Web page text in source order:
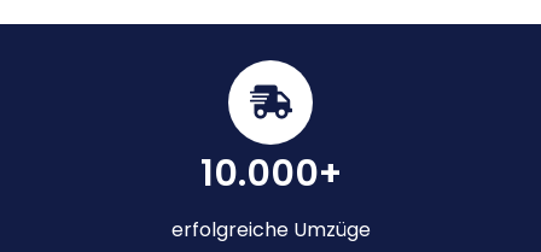
10.000+
erfolgreiche Umzüge